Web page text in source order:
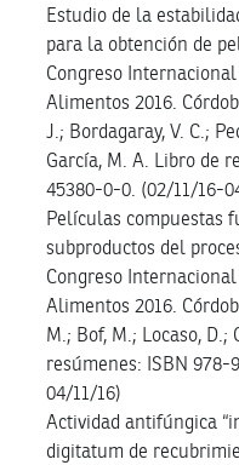
Estudio de la
para la obtención de
Congreso
Alimentos 2016.
J.; Bordagaray, V. C.;
García, M. A. Libro de
45380-0-0. (02/11/16-
Películas compuestas
subproductos del
Congreso
Alimentos 2016.
M.; Bof, M.; Locaso,
resúmenes: ISBN
04/11/16)
Actividad antifúngica
digitatum de